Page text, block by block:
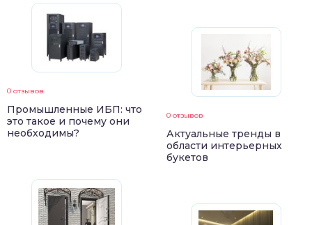
0 отзывов
Промышленные ИБП: что
это такое и почему они
необходимы?
0 отзывов
Актуальные тренды в
области интерьерных
букетов